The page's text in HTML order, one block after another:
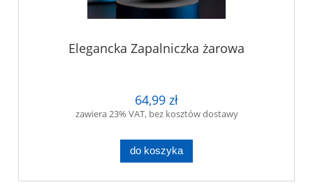
Elegancka Zapalniczka żarowa
64,99 zł
zawiera 23% VAT, bez kosztów dostawy
do koszyka